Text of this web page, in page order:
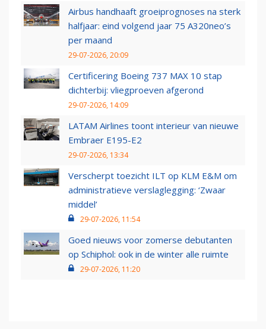
Airbus handhaaft groeiprognoses na sterk
halfjaar: eind volgend jaar 75 A320neo’s
per maand
29-07-2026, 20:09
Certificering Boeing 737 MAX 10 stap
dichterbij: vliegproeven afgerond
29-07-2026, 14:09
LATAM Airlines toont interieur van nieuwe
Embraer E195-E2
29-07-2026, 13:34
Verscherpt toezicht ILT op KLM E&M om
administratieve verslaglegging: ‘Zwaar
middel’
29-07-2026, 11:54
Goed nieuws voor zomerse debutanten
op Schiphol: ook in de winter alle ruimte
29-07-2026, 11:20